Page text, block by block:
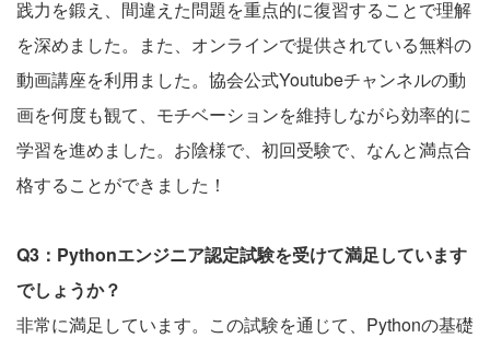
践力を鍛え、間違えた問題を重点的に復習することで理解
を深めました。また、オンラインで提供されている無料の
動画講座を利用ました。協会公式Youtubeチャンネルの動
画を何度も観て、モチベーションを維持しながら効率的に
学習を進めました。お陰様で、初回受験で、なんと満点合
格することができました！
Q3：Pythonエンジニア認定試験を受けて満足しています
でしょうか？
非常に満足しています。この試験を通じて、Pythonの基礎